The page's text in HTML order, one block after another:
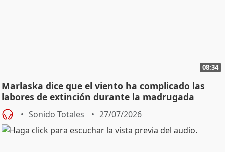
08:34
Marlaska dice que el viento ha complicado las
labores de extinción durante la madrugada
Sonido Totales 27/07/2026